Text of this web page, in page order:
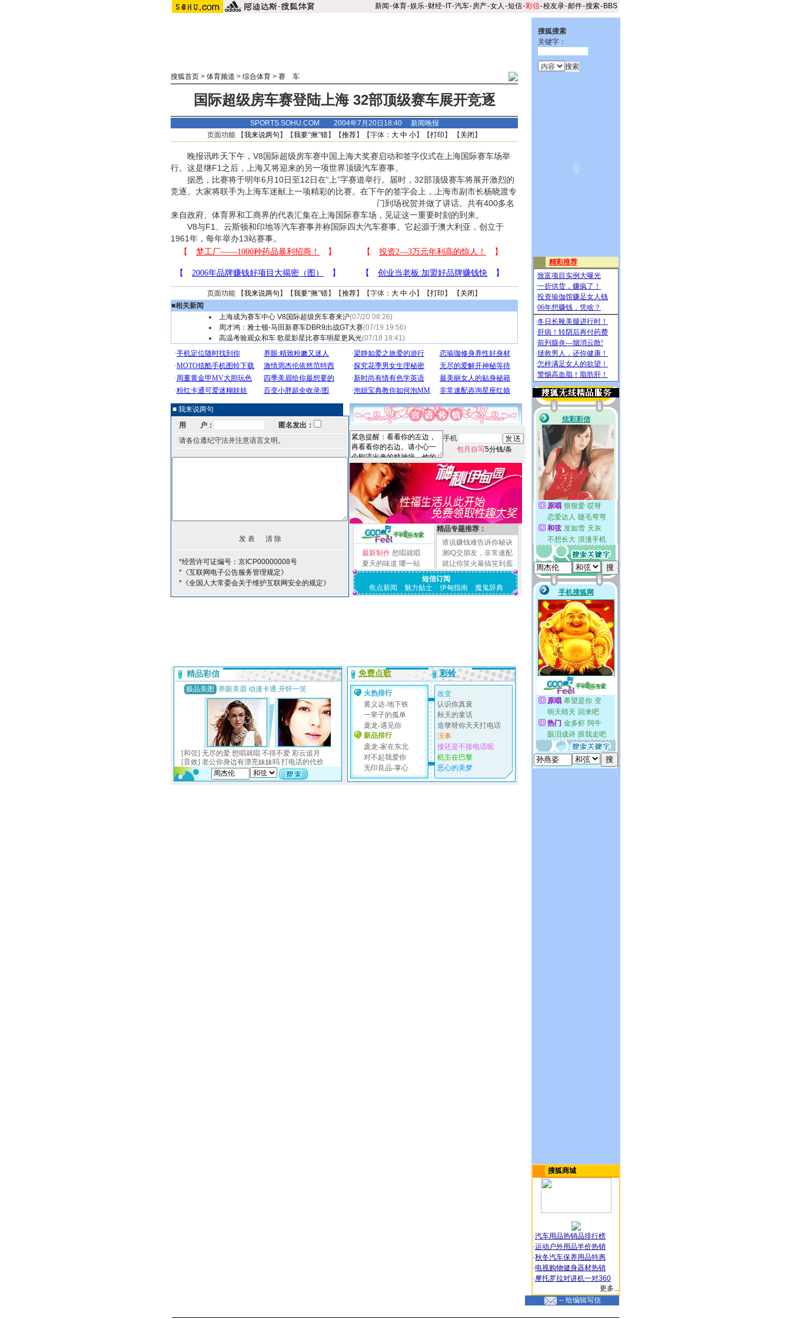
新闻-体育-娱乐-财经- IT-汽车-房产-女人 -短信-彩信-校友录-邮件-搜索- BBS
搜狐首页 > 体育频道 > 综合体育 > 赛 车
国际超级房车赛登陆上海 32部顶级赛车展开竞逐
SPORTS.SOHU.COM 2004年7月20日18:40 新闻晚报
页面功能 【我来说两句 】【我要“揪”错】【推荐】【字体： 大 中 小】【打印 】 【 关闭 】
晚报讯昨天下午，V8国际超级房车赛中国上海大奖赛启动和签字仪式在上海国际赛车场举
行。这是继F1之后，上海又将迎来的另一项世界顶级汽车赛事。
据悉，比赛将于明年6月10日至12日在“上”字赛道举行。届时，32部顶级赛车将展开激烈的
竞逐。大家将联手为上海车迷献上一项精彩的比赛。在下午的签字会上，上海市副市长杨晓渡专
门到场祝贺并做了讲话。共有400多名
来自政府、体育界和工商界的代表汇集在上海国际赛车场，见证这一重要时刻的到来。
V8与F1、云斯顿和印地等汽车赛事并称国际四大汽车赛事。它起源于澳大利亚，创立于
1961年，每年举办13站赛事。
页面功能 【我来说两句 】【我要“揪”错】【推荐】【字体： 大 中 小】【打印 】 【 关闭 】
■相关新闻
上海成为赛车中心 V8国际超级房车赛来沪(07/20 08:26)
周才鸿：雅士顿-马田新赛车DBR9出战GT大赛(07/19 19:56)
高温考验观众和车 歌星影星比赛车明星更风光(07/18 18:41)
■ 我来说两句
用 户：
匿名发出：
请各位遵纪守法并注意语言文明。
*经营许可证编号：京ICP00000008号
*《互联网电子公告服务管理规定》
*《全国人大常委会关于维护互联网安全的规定》
手机
包月自写5分钱/条
最新制作 想唱就唱
夏天的味道 哪一站
精品专题推荐：
谁说赚钱难告诉你秘诀
测IQ交朋友，非常速配
就让你笑火暴搞笑到底
短信订阅
焦点新闻
魅力贴士 伊甸指南 魔鬼辞典
搜狐搜索
关键字：
搜狐商城
·汽车用品热销品排行榜
·运动户外用品半价热销
·秋冬汽车保养用品特惠
·电视购物健身器材热销
·摩托罗拉对讲机一对360
更多...
-- 给编辑写信